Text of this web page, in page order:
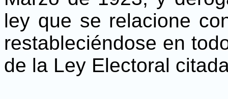
ley que se relacione
restableciéndose en
de la Ley Electoral